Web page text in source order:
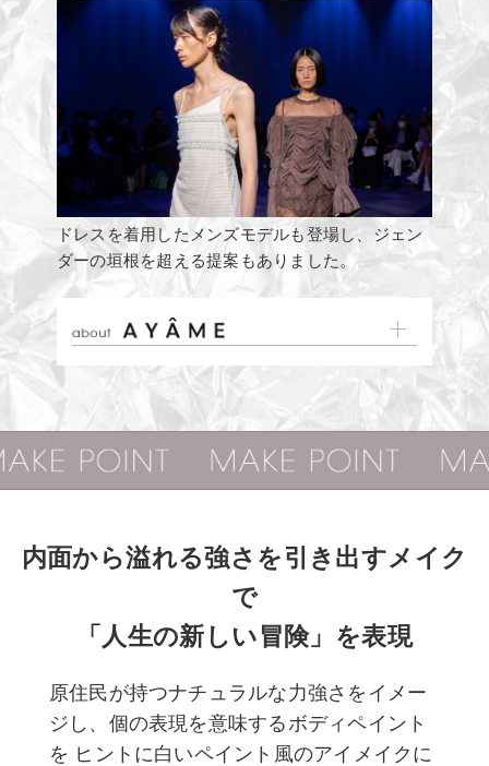
ドレスを着用したメンズモデルも登場し、ジェン
ダーの垣根を超える提案もありました。
内面から溢れる強さを引き出すメイク
で
「人生の新しい冒険」を表現
原住民が持つナチュラルな力強さをイメー
ジし、個の表現を意味するボディペイント
を ヒントに白いペイント風のアイメイクに